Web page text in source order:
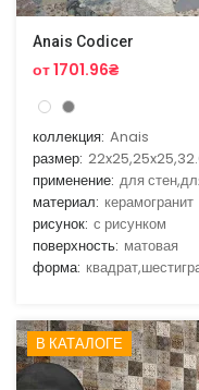
Anais Codicer
от 1701.96₴
коллекция: Anais
размер:
применение: для
материал: керамогранит
рисунок: с рисунком
поверхность: матовая
форма:
В КАТАЛОГЕ